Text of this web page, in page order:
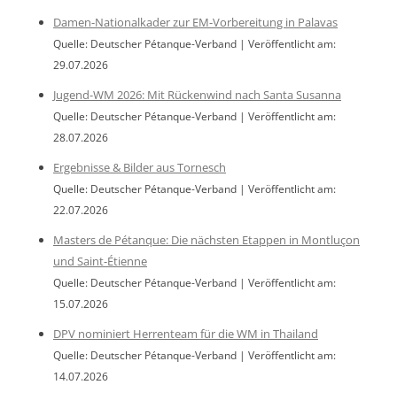
Damen-Nationalkader zur EM-Vorbereitung in Palavas
Quelle: Deutscher Pétanque-Verband
Veröffentlicht am:
29.07.2026
Jugend-WM 2026: Mit Rückenwind nach Santa Susanna
Quelle: Deutscher Pétanque-Verband
Veröffentlicht am:
28.07.2026
Ergebnisse & Bilder aus Tornesch
Quelle: Deutscher Pétanque-Verband
Veröffentlicht am:
22.07.2026
Masters de Pétanque: Die nächsten Etappen in Montluçon
und Saint-Étienne
Quelle: Deutscher Pétanque-Verband
Veröffentlicht am:
15.07.2026
DPV nominiert Herrenteam für die WM in Thailand
Quelle: Deutscher Pétanque-Verband
Veröffentlicht am:
14.07.2026